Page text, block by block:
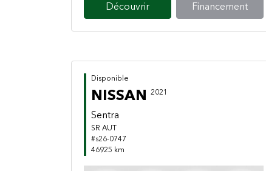
Découvrir Financement
Disponible
NISSAN 2021
Sentra
SR AUT
#s26-0747
46925 km